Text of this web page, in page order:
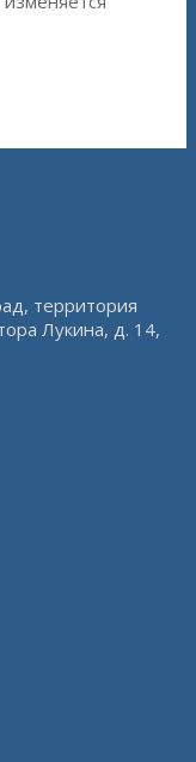
территория
Лукина, д. 14,